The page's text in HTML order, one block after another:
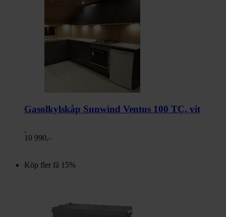
Gasolkylskåp Sunwind Ventus 100 TC, vit
10 990,-
Köp fler få 15%